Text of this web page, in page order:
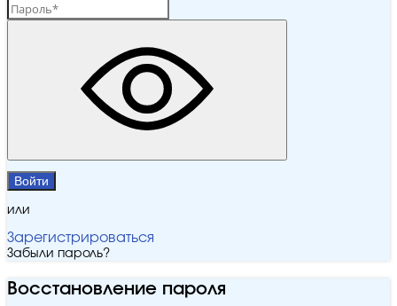
Войти
или
Зарегистрироваться
Забыли пароль?
Восстановление пароля